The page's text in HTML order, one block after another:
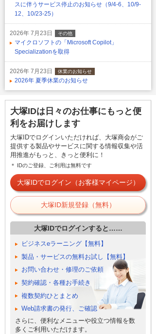
スに伴うサービス停止のお知らせ（9/4-6、10/9-
12、10/23-25）
2026年 7月23日 その他
マイクロソフトの「Microsoft Copilot」
Specializationを取得
2026年 7月23日 休業のお知らせ
2026年 夏季休業のお知らせ
大塚IDは日々のお仕事にもっと便
利をお届けします
大塚IDでログインいただければ、大塚商会がご
提供する製品やサービスに関する情報収集や活
用推進がもっと、きっと便利に！
＊ IDのご登録、ご利用は無料です
大塚IDでログイン（お客様マイページ）
大塚ID新規登録（無料）
大塚IDでログインすると……
ビジネスeラーニング【無料】
製品・サービスの無料お試し【無料】
お問い合わせ・修理のご依頼
契約確認・各種お手続き
複数契約ひとまとめ
Web請求書の発行、ご確認
さらに、便利なメニューや役立つ情報を数
多くご利用いただけます。